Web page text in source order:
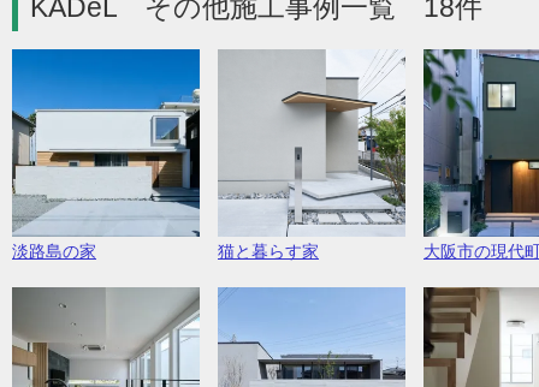
KADeL その他施工事例一覧 18件
淡路島の家 猫と暮らす家 大阪市の現代